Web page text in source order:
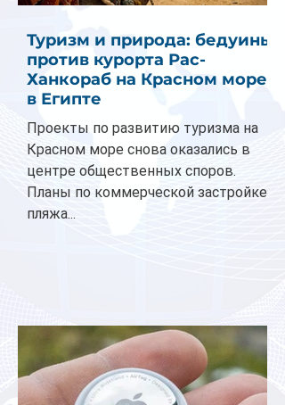
Туризм и природа: бедуины
против курорта Рас-
Ханкораб на Красном море
в Египте
Проекты по развитию туризма на
Красном море снова оказались в
центре общественных споров.
Планы по коммерческой застройке
пляжа...